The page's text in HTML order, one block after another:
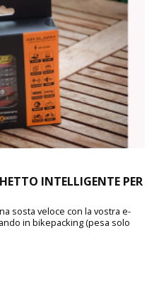
INTELLIGENTE PER
sosta veloce con la vostra e-
in bikepacking (pesa solo